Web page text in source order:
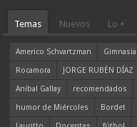
Temas Nuevos Lo +
Americo Schvartzman Gimnasia
Rocamora
JORGE RUBÉN DÍAZ
Aníbal Gallay
recomendados
humor de Miércoles
Bordet